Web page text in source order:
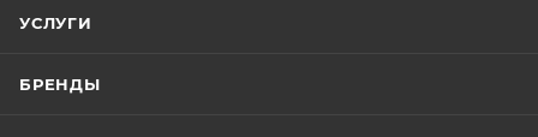
УСЛУГИ
БРЕНДЫ